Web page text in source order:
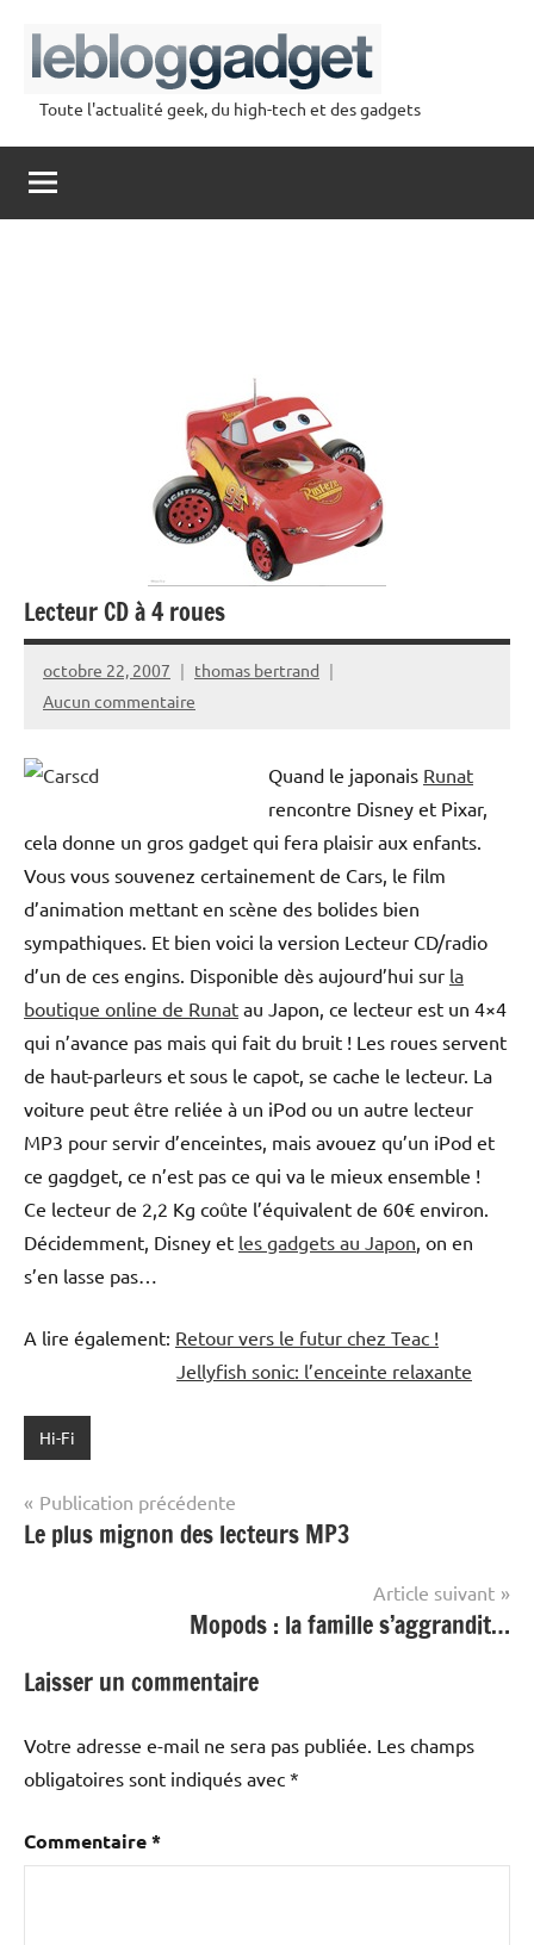
contenu
lebloggadget
Toute l'actualité geek, du high-tech et des gadgets
Lecteur CD à 4 roues
octobre 22, 2007
thomas bertrand
Aucun commentaire
Quand le japonais Runat
rencontre Disney et Pixar,
cela donne un gros gadget qui fera plaisir aux enfants.
Vous vous souvenez certainement de Cars, le film
d’animation mettant en scène des bolides bien
sympathiques. Et bien voici la version Lecteur CD/radio
d’un de ces engins. Disponible dès aujourd’hui sur la
boutique online de Runat au Japon, ce lecteur est un 4×4
qui n’avance pas mais qui fait du bruit ! Les roues servent
de haut-parleurs et sous le capot, se cache le lecteur. La
voiture peut être reliée à un iPod ou un autre lecteur
MP3 pour servir d’enceintes, mais avouez qu’un iPod et
ce gagdget, ce n’est pas ce qui va le mieux ensemble !
Ce lecteur de 2,2 Kg coûte l’équivalent de 60€ environ.
Décidemment, Disney et les gadgets au Japon , on en
s’en lasse pas…
A lire également: Retour vers le futur chez Teac !
Jellyfish sonic: l’enceinte relaxante
Hi-Fi
Navigation
de
Publication précédente
Le plus mignon des lecteurs MP3
Article suivant
Mopods : la famille s’aggrandit…
Laisser un commentaire
Votre adresse e-mail ne sera pas publiée. Les champs
obligatoires sont indiqués avec *
Commentaire*